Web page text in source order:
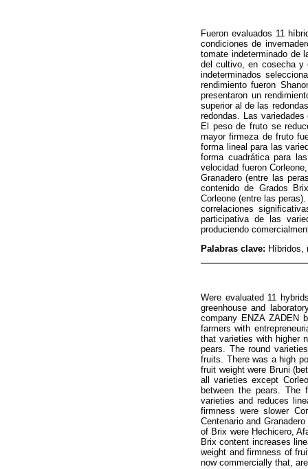
Fueron evaluados 11
condiciones de
tomate indeterminado de
del cultivo, en cosecha y
indeterminados
rendimiento fueron
presentaron un
superior al de las
redondas. Las
El peso de fruto se
mayor firmeza de fruto
forma lineal para las
forma cuadrática para
velocidad fueron
Granadero (entre las
contenido de Grados
Corleone (entre las
correlaciones
participativa de las
produciendo
Palabras clave: Híbridos,
Were evaluated 11
greenhouse and
company ENZA ZADEN
farmers with
that varieties with higher
pears. The round
fruits. There was a high
fruit weight were Bruni
all varieties except
between the pears. The
varieties and reduces
firmness were slower
Centenario and
of Brix were Hechicero,
Brix content increases
weight and firmness of
now commercially that,